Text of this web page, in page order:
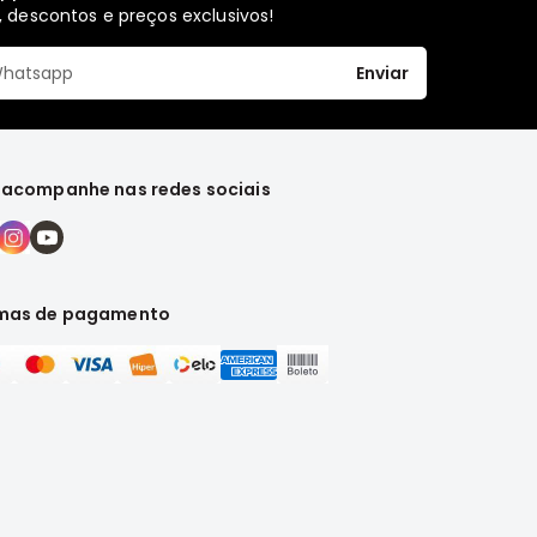
e preços exclusivos!
Enviar
nas redes sociais
de pagamento